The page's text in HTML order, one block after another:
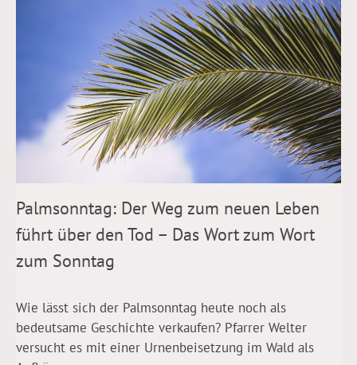
Palmsonntag: Der Weg zum neuen Leben
führt über den Tod – Das Wort zum Wort
zum Sonntag
Wie lässt sich der Palmsonntag heute noch als
bedeutsame Geschichte verkaufen? Pfarrer Welter
versucht es mit einer Urnenbeisetzung im Wald als